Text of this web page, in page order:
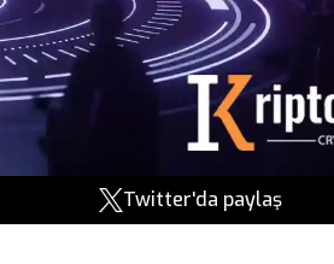
Twitter'da paylaş